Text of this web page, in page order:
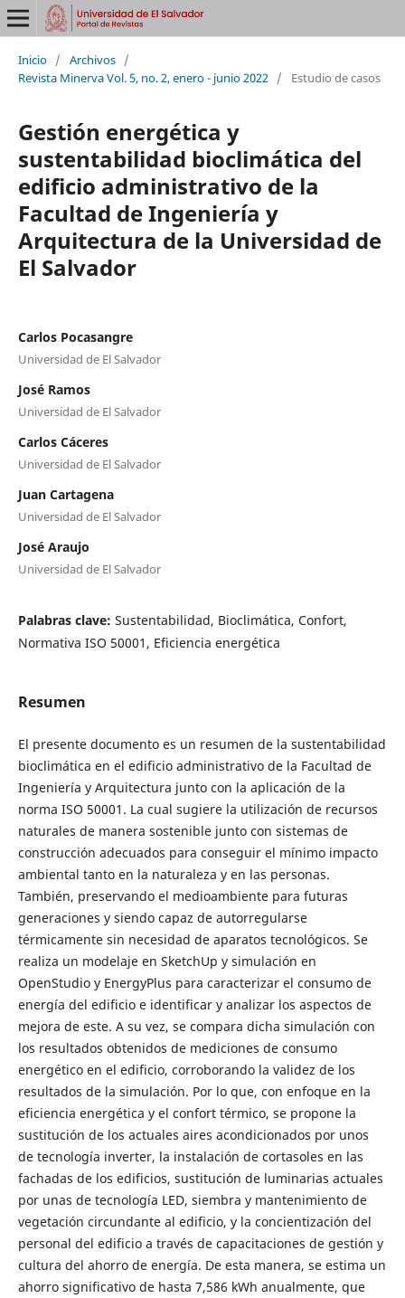
Inicio / Archivos /
Revista Minerva Vol. 5, no. 2, enero - junio 2022 / Estudio de casos
Gestión energética y
sustentabilidad bioclimática del
edificio administrativo de la
Facultad de Ingeniería y
Arquitectura de la Universidad de
El Salvador
Carlos Pocasangre
Universidad de El Salvador
José Ramos
Universidad de El Salvador
Carlos Cáceres
Universidad de El Salvador
Juan Cartagena
Universidad de El Salvador
José Araujo
Universidad de El Salvador
Palabras clave: Sustentabilidad, Bioclimática, Confort,
Normativa ISO 50001, Eficiencia energética
Resumen
El presente documento es un resumen de la sustentabilidad
bioclimática en el edificio administrativo de la Facultad de
Ingeniería y Arquitectura junto con la aplicación de la
norma ISO 50001. La cual sugiere la utilización de recursos
naturales de manera sostenible junto con sistemas de
construcción adecuados para conseguir el mínimo impacto
ambiental tanto en la naturaleza y en las personas.
También, preservando el medioambiente para futuras
generaciones y siendo capaz de autorregularse
térmicamente sin necesidad de aparatos tecnológicos. Se
realiza un modelaje en SketchUp y simulación en
OpenStudio y EnergyPlus para caracterizar el consumo de
energía del edificio e identificar y analizar los aspectos de
mejora de este. A su vez, se compara dicha simulación con
los resultados obtenidos de mediciones de consumo
energético en el edificio, corroborando la validez de los
resultados de la simulación. Por lo que, con enfoque en la
eficiencia energética y el confort térmico, se propone la
sustitución de los actuales aires acondicionados por unos
de tecnología inverter, la instalación de cortasoles en las
fachadas de los edificios, sustitución de luminarias actuales
por unas de tecnología LED, siembra y mantenimiento de
vegetación circundante al edificio, y la concientización del
personal del edificio a través de capacitaciones de gestión y
cultura del ahorro de energía. De esta manera, se estima un
ahorro significativo de hasta 7,586 kWh anualmente, que